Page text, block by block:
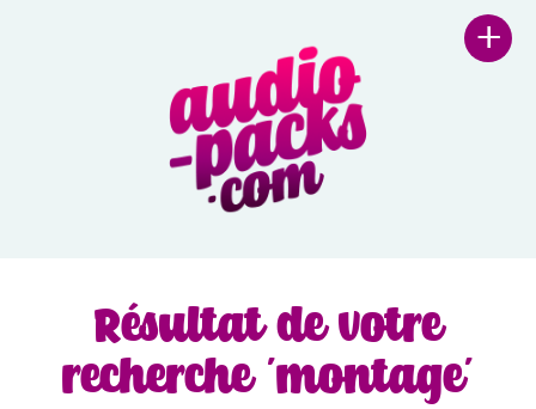
Résultat de votre
recherche 'montage'
+